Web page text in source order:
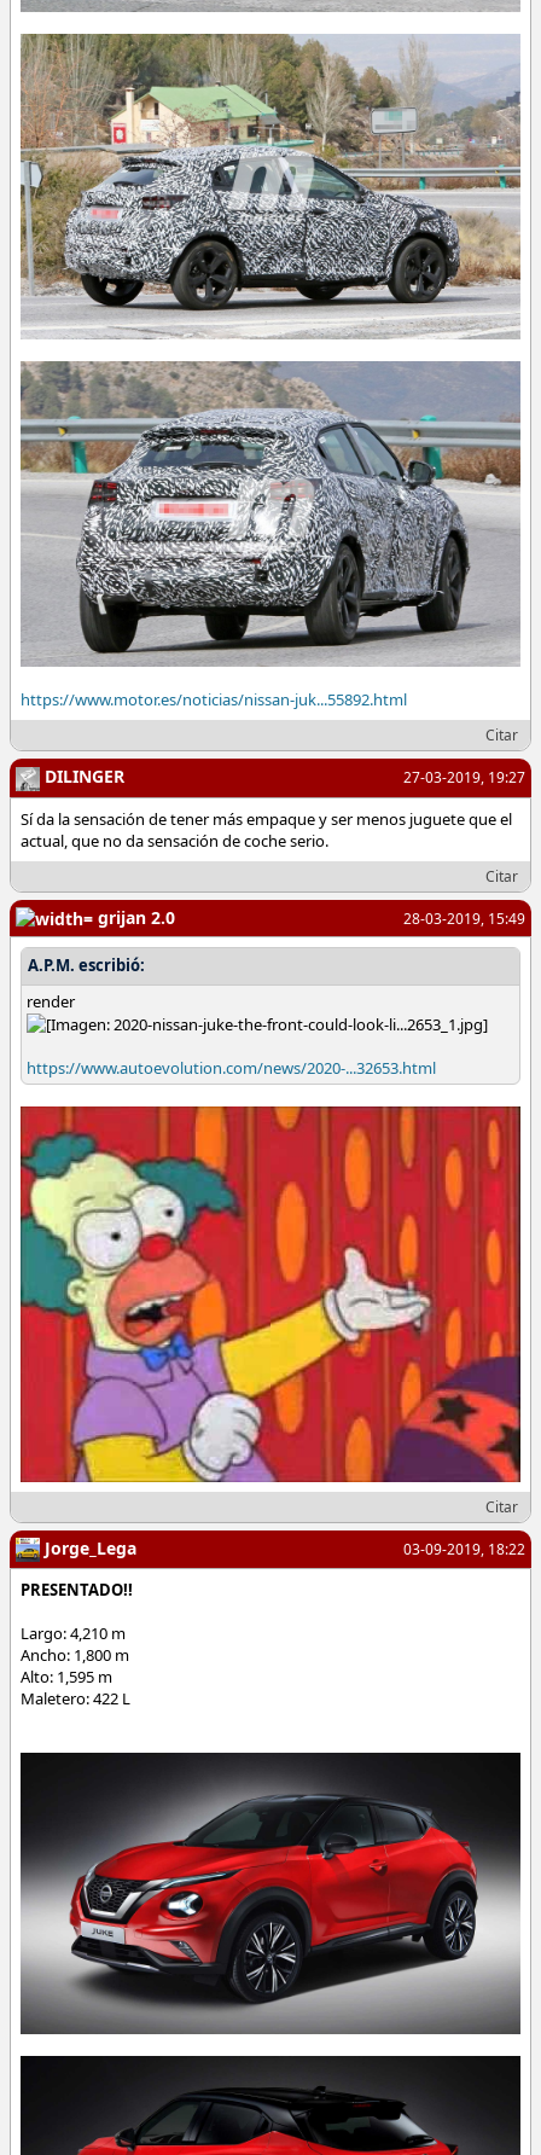
https://www.motor.es/noticias/nissan-juk...55892.html
Citar
27-03-2019, 19:27
DILINGER
Sí da la sensación de tener más empaque y ser menos juguete que el
actual, que no da sensación de coche serio.
Citar
28-03-2019, 15:49
grijan 2.0
A.P.M. escribió:
render
https://www.autoevolution.com/news/2020-...32653.html
Citar
03-09-2019, 18:22
Jorge_Lega
PRESENTADO!!
Largo: 4,210 m
Ancho: 1,800 m
Alto: 1,595 m
Maletero: 422 L